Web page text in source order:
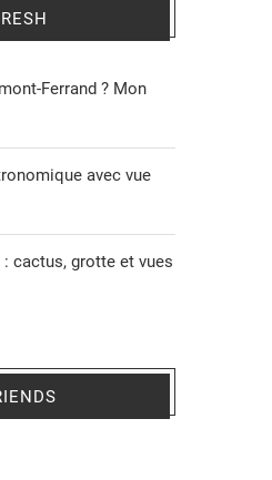
Ferrand ? Mon
avec vue
cactus, grotte et vues